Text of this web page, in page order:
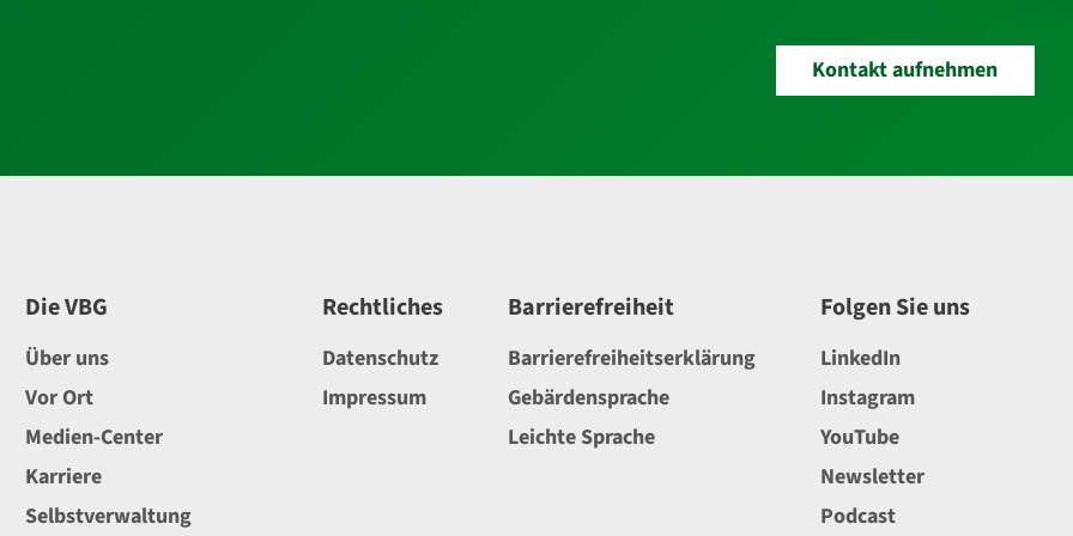
Kontakt aufnehmen
Die VBG
Über uns
Vor Ort
Medien-Center
Karriere
Selbstverwaltung
Rechtliches
Datenschutz
Impressum
Barrierefreiheit
Barrierefreiheitserklärung
Gebärdensprache
Leichte Sprache
Folgen Sie uns
LinkedIn
Instagram
YouTube
Newsletter
Podcast